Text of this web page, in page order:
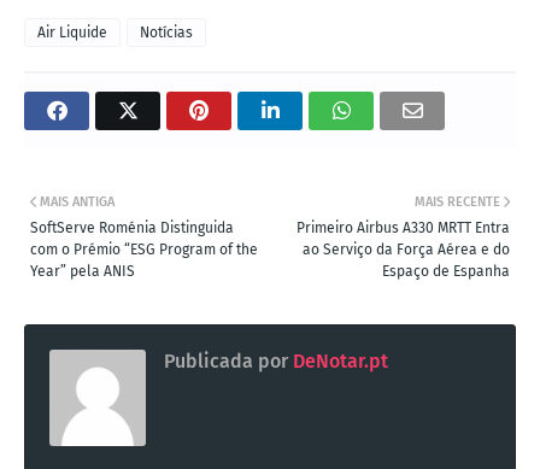
Air Liquide Notícias
MAIS RECENTE
Primeiro Airbus A330 MRTT Entra
ao Serviço da Força Aérea e do
Espaço de Espanha
MAIS ANTIGA
SoftServe Roménia Distinguida
com o Prémio “ESG Program of the
Year” pela ANIS
Publicada por DeNotar.pt